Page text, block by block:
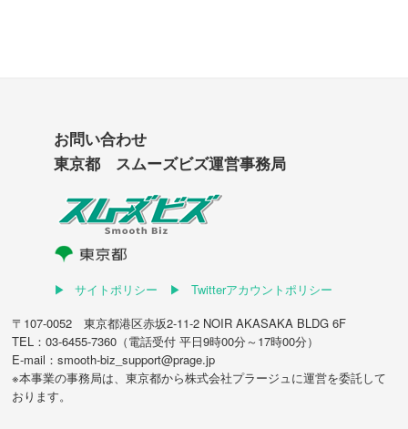
お問い合わせ
東京都 スムーズビズ運営事務局
サイトポリシー
Twitterアカウントポリシー
〒107-0052 東京都港区赤坂2-11-2 NOIR AKASAKA BLDG 6F
TEL：03-6455-7360（電話受付 平日9時00分～17時00分）
E-mail：smooth-biz_support@prage.jp
※本事業の事務局は、東京都から株式会社プラージュに運営を委託して
おります。